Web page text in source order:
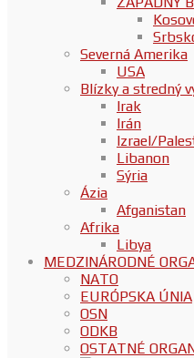
Severná Amerika
USA
Blízky a stredný
Irak
Irán
Izrael/
Libanon
Sýria
Ázia
Afganistan
Afrika
Libya
MEDZINÁRODNÉ
NATO
EURÓPSKA ÚNIA
OSN
ODKB
OSTATNÉ